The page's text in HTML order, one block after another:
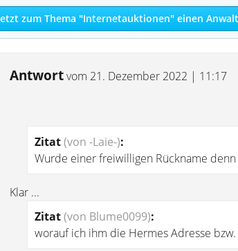
zum Thema "Internetauktionen" einen
Antwortvom 21. Dezember 2022 | 11:17
Zitat(von -Laie-):
Wurde einer freiwilligen Rückname
Klar ...
Zitat(von Blume0099):
worauf ich ihm die Hermes Adresse